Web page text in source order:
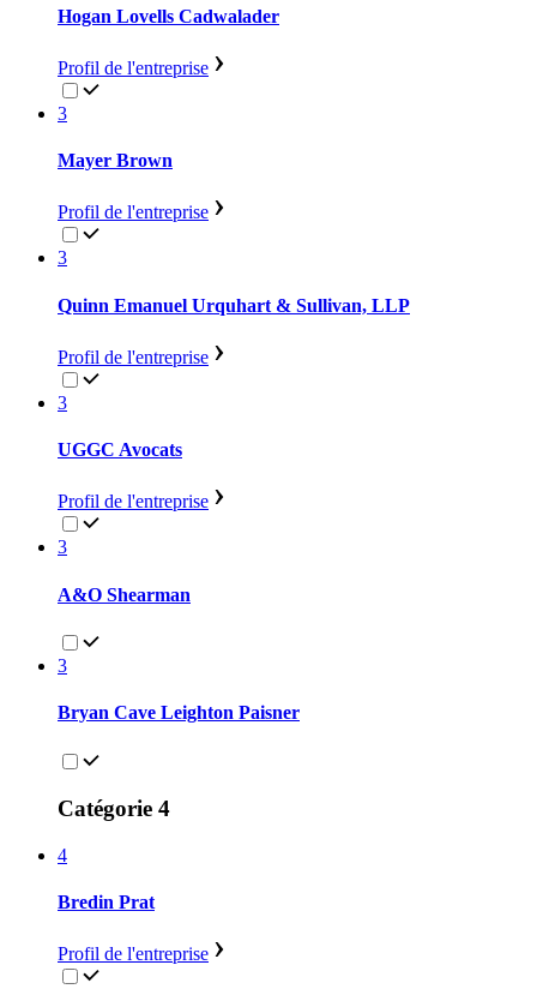
Hogan Lovells Cadwalader
Profil de l'entreprise
3
Mayer Brown
Profil de l'entreprise
3
Quinn Emanuel Urquhart & Sullivan, LLP
Profil de l'entreprise
3
UGGC Avocats
Profil de l'entreprise
3
A&O Shearman
3
Bryan Cave Leighton Paisner
Catégorie 4
4
Bredin Prat
Profil de l'entreprise